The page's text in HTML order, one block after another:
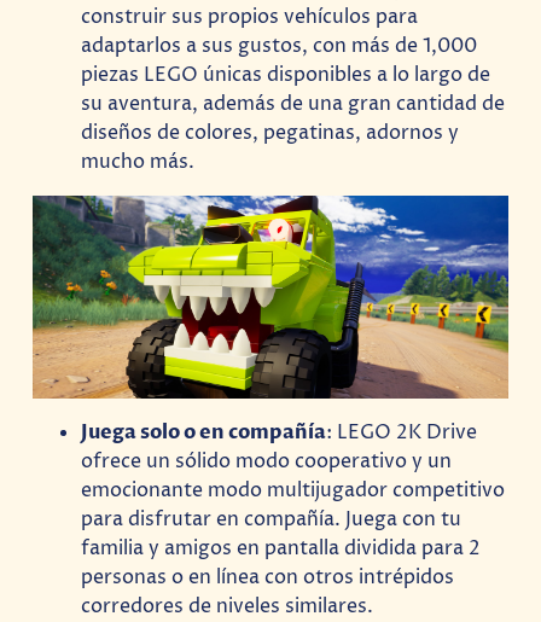
construir sus propios vehículos para
adaptarlos a sus gustos, con más de 1,000
piezas LEGO únicas disponibles a lo largo de
su aventura, además de una gran cantidad de
diseños de colores, pegatinas, adornos y
mucho más.
Juega solo o en compañía: LEGO 2K Drive
ofrece un sólido modo cooperativo y un
emocionante modo multijugador competitivo
para disfrutar en compañía. Juega con tu
familia y amigos en pantalla dividida para 2
personas o en línea con otros intrépidos
corredores de niveles similares.